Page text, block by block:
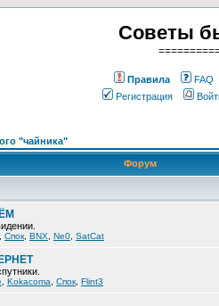
Советы
Правила
FAQ
Регистрация
"чайника"
Форум
Спок BNX Ne0 SatCat
Kokacoma Спок Flint3